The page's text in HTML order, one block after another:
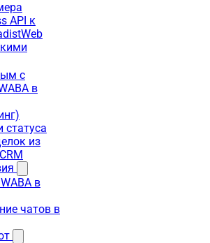
API к
с
в
статуса
из
в
чатов в